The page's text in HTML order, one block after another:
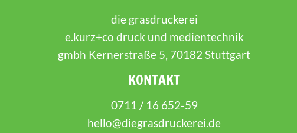
die grasdruckerei
e.kurz+co druck und medientechnik
gmbh Kernerstraße 5, 70182 Stuttgart
KONTAKT
0711 / 16 652-59
hello@diegrasdruckerei.de